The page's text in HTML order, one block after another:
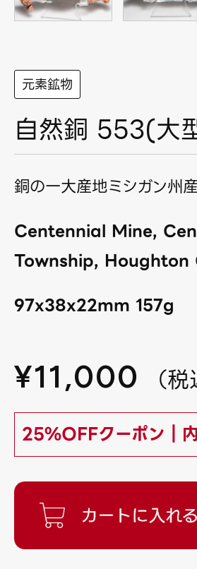
元素鉱物
自然銅 553(大
銅の一大産地ミシガン州
Centennial Mine,
Township, Houghton
97x38x22mm 157g
¥11,000 （税
25%OFFクーポン｜